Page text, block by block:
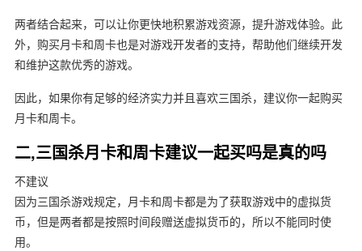
两者结合起来，可以让你更快地积累游戏资源，提升游戏体验。此
外，购买月卡和周卡也是对游戏开发者的支持，帮助他们继续开发
和维护这款优秀的游戏。
因此，如果你有足够的经济实力并且喜欢三国杀，建议你一起购买
月卡和周卡。
二,三国杀月卡和周卡建议一起买吗是真的吗
不建议
因为三国杀游戏规定，月卡和周卡都是为了获取游戏中的虚拟货
币，但是两者都是按照时间段赠送虚拟货币的，所以不能同时使
用。